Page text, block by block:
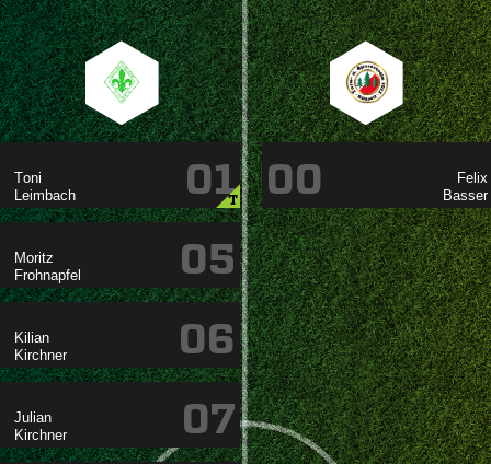


01
T


05


06


07


00